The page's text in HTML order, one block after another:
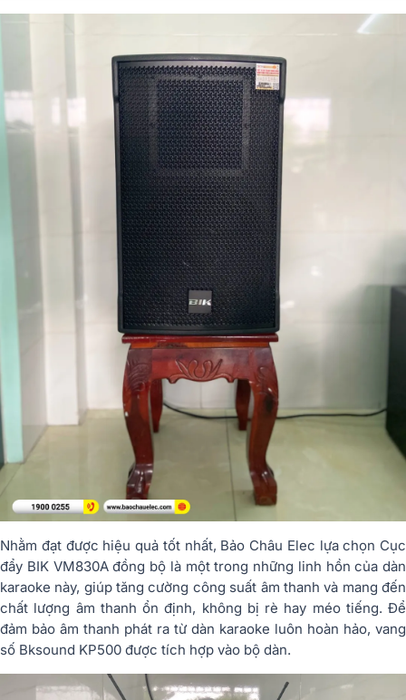
Nhằm đạt được hiệu quả tốt nhất, Bảo Châu Elec lựa chọn Cục
đẩy BIK VM830A đồng bộ là một trong những linh hồn của dàn
karaoke này, giúp tăng cường công suất âm thanh và mang đến
chất lượng âm thanh ổn định, không bị rè hay méo tiếng. Để
đảm bảo âm thanh phát ra từ dàn karaoke luôn hoàn hảo, vang
số Bksound KP500 được tích hợp vào bộ dàn.